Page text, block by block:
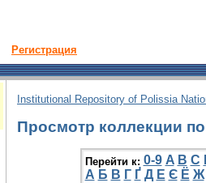
Регистрация
Institutional Repository of Polissia
Просмотр коллекции
Перейти к: 0-9 A B C
А Б В Г Ґ Д Е Є Ё Ж